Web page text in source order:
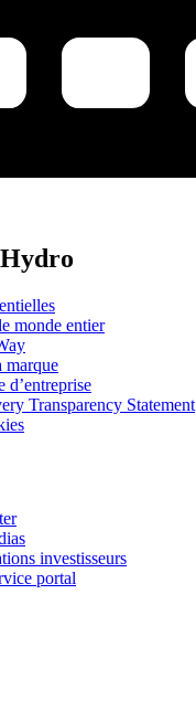
monde entier
marque
d’entreprise
Transparency Statement
investisseurs
portal